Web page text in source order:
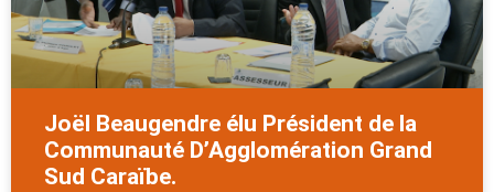
Joël Beaugendre élu Président de la
Communauté D’Agglomération Grand
Sud Caraïbe.